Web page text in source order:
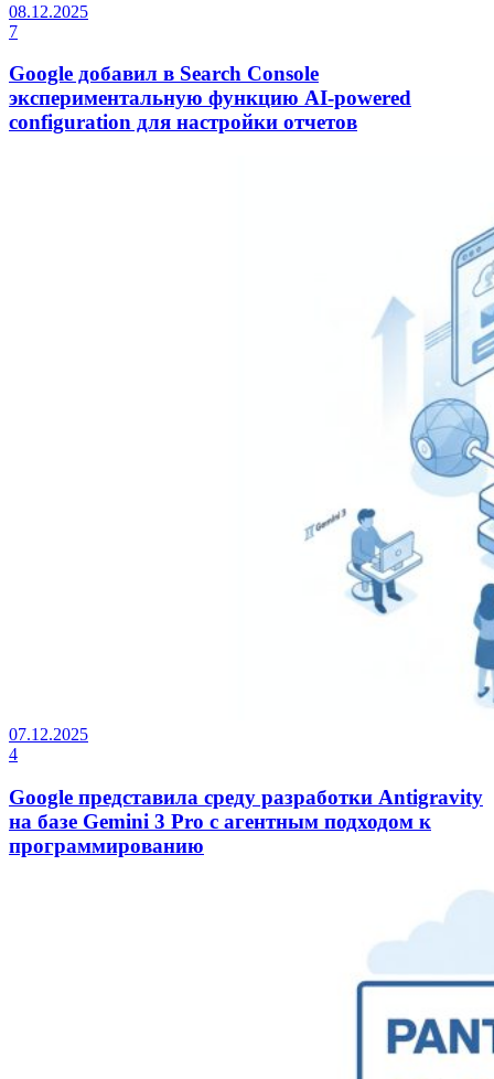
08.12.2025
7
Google добавил в Search Console
экспериментальную функцию AI-powered
configuration для настройки отчетов
07.12.2025
4
Google представила среду разработки Antigravity
на базе Gemini 3 Pro с агентным подходом к
программированию